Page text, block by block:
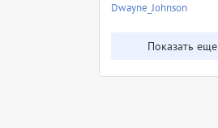
Dwayne_Johnson
Показать еще